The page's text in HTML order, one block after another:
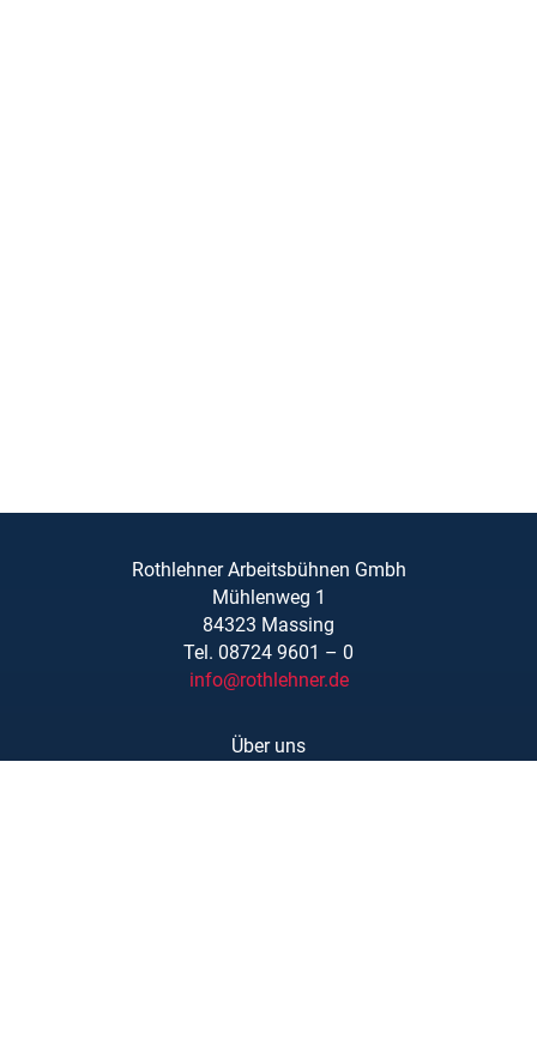
Rothlehner Arbeitsbühnen Gmbh
Mühlenweg 1
84323 Massing
Tel. 08724 9601 – 0
info@rothlehner.de
Über uns